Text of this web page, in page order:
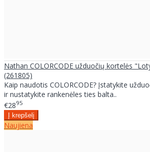
Nathan COLORCODE užduočių kortelės
(261805)
Kaip naudotis COLORCODE? Įstatykite
ir nustatykite rankenėles ties balta..
€2895
Naujiena